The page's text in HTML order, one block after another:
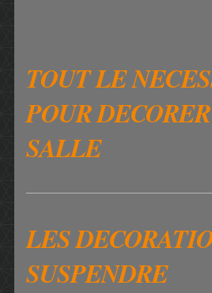
TOUT LE
POUR
SALLE
LES
SUSPENDRE